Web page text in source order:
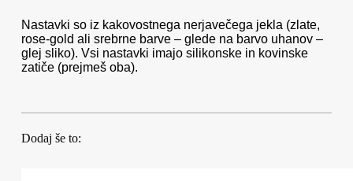
Nastavki so iz kakovostnega nerjavečega jekla (zlate,
rose-gold ali srebrne barve – glede na barvo uhanov –
glej sliko). Vsi nastavki imajo silikonske in kovinske
zatiče (prejmeš oba).
Dodaj še to: